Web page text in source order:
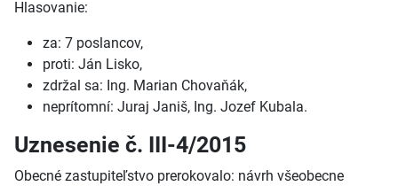
Hlasovanie:
za: 7 poslancov,
proti: Ján Lisko,
zdržal sa: Ing. Marian Chovaňák,
neprítomní: Juraj Janiš, Ing. Jozef Kubala.
Uznesenie č. III-4/2015
Obecné zastupiteľstvo prerokovalo: návrh všeobecne